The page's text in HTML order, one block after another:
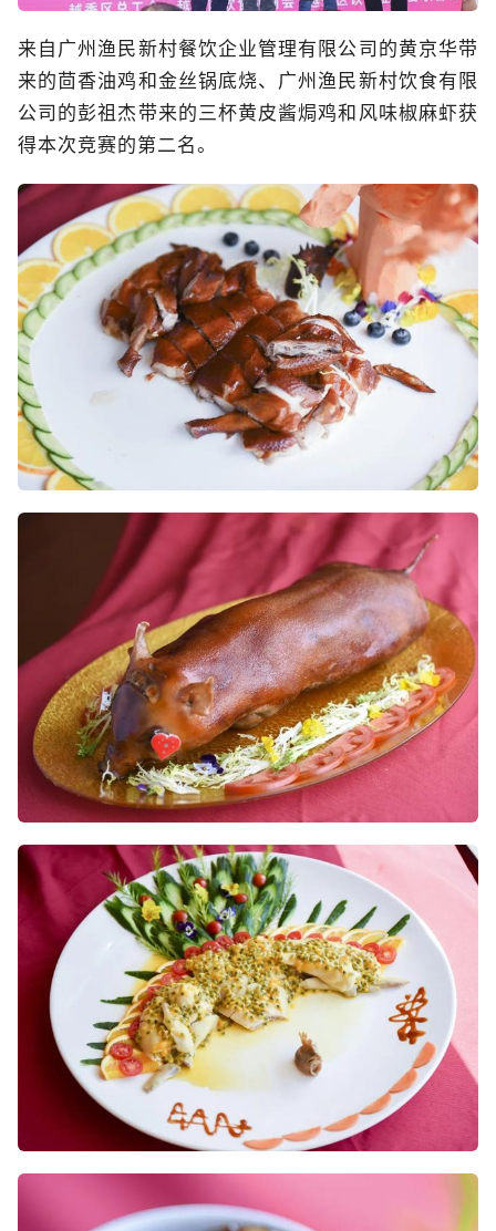
来自广州渔民新村餐饮企业管理有限公司的黄京华带
来的茴香油鸡和金丝锅底烧、广州渔民新村饮食有限
公司的彭祖杰带来的三杯黄皮酱焗鸡和风味椒麻虾获
得本次竞赛的第二名。